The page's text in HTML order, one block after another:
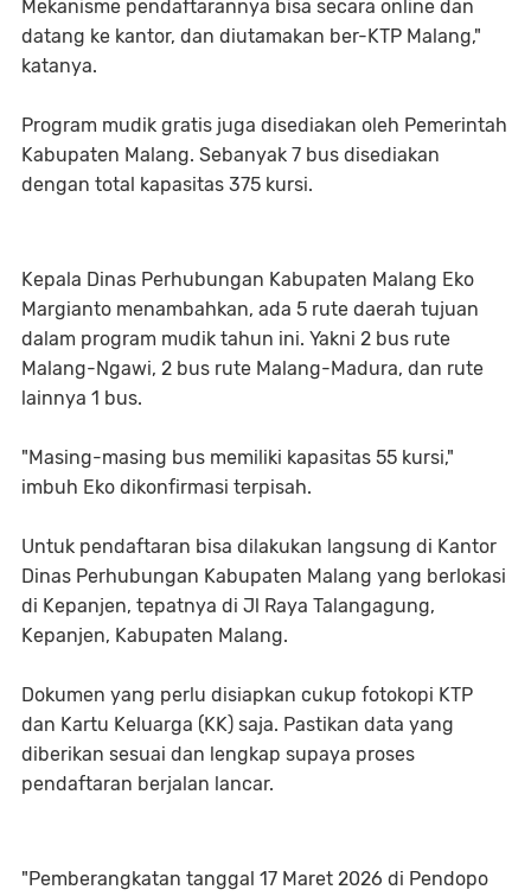
Mekanisme pendaftarannya bisa secara online dan
datang ke kantor, dan diutamakan ber-KTP Malang,"
katanya.
Program mudik gratis juga disediakan oleh Pemerintah
Kabupaten Malang. Sebanyak 7 bus disediakan
dengan total kapasitas 375 kursi.
Kepala Dinas Perhubungan Kabupaten Malang Eko
Margianto menambahkan, ada 5 rute daerah tujuan
dalam program mudik tahun ini. Yakni 2 bus rute
Malang-Ngawi, 2 bus rute Malang-Madura, dan rute
lainnya 1 bus.
"Masing-masing bus memiliki kapasitas 55 kursi,"
imbuh Eko dikonfirmasi terpisah.
Untuk pendaftaran bisa dilakukan langsung di Kantor
Dinas Perhubungan Kabupaten Malang yang berlokasi
di Kepanjen, tepatnya di Jl Raya Talangagung,
Kepanjen, Kabupaten Malang.
Dokumen yang perlu disiapkan cukup fotokopi KTP
dan Kartu Keluarga (KK) saja. Pastikan data yang
diberikan sesuai dan lengkap supaya proses
pendaftaran berjalan lancar.
"Pemberangkatan tanggal 17 Maret 2026 di Pendopo